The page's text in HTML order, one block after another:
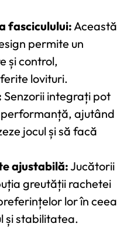
fasciculului: Această
permite un
și control,
lovituri.
Senzorii integrați pot
ajutând
jocul și să facă
ajustabilă:Jucătorii
greutății rachetei
lor în ceea
și stabilitatea.